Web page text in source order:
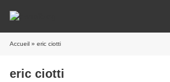
Accueil » eric ciotti
eric ciotti